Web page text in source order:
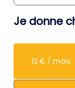
Je donne
12 € / mois